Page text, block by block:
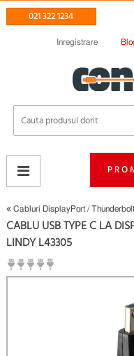
021 322 1234
Inregistrare
Cabluri DisplayPort / Thunderbolt
CABLU USB TYPE C LA
LINDY L43305
(